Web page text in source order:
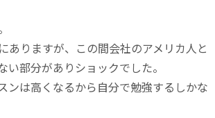
ありますが、この間会社のアメリカ人と
部分がありショックでした。
ンは高くなるから自分で勉強するしかな